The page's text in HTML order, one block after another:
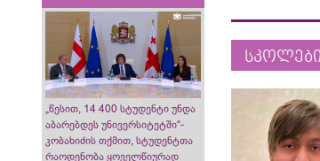
„წესით, 14 400 სტუდენტი უნდა
აბარებდეს უნივერსიტეტში“-
კობახიძის თქმით, სტუდენტთა
რაოდენობა ყოველწიურად
სკოლები